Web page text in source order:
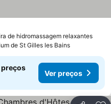
de hidromassagem relaxantes
de St Gilles les Bains
preços
Ver preços